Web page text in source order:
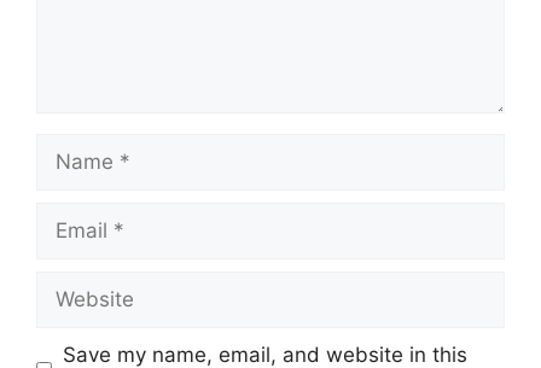
Save my name, email, and website in this